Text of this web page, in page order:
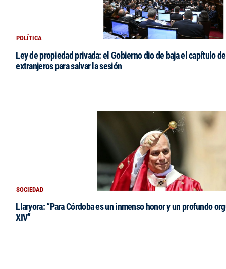
POLÍTICA
Ley de propiedad privada: el Gobierno dio de baja el capítulo
extranjeros para salvar la sesión
SOCIEDAD
Llaryora: “Para Córdoba es un inmenso honor y un profundo
XIV”